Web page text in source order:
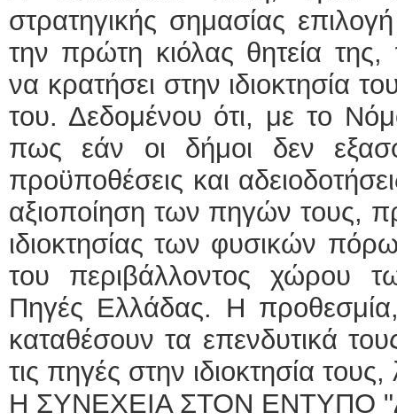
στρατηγικής σημασίας
την πρώτη κιόλας θητεία της,
να κρατήσει στην ιδιοκτησία
του. Δεδομένου ότι, με το
πως εάν οι δήμοι δεν
προϋποθέσεις και
αξιοποίηση των πηγών τους,
ιδιοκτησίας των φυσικών
του περιβάλλοντος χώρου
Πηγές Ελλάδας. Η
καταθέσουν τα επενδυτικά
τις πηγές στην ιδιοκτησία
Η ΣΥΝΕΧΕΙΑ ΣΤΟΝ ΕΝΤΥΠΟ